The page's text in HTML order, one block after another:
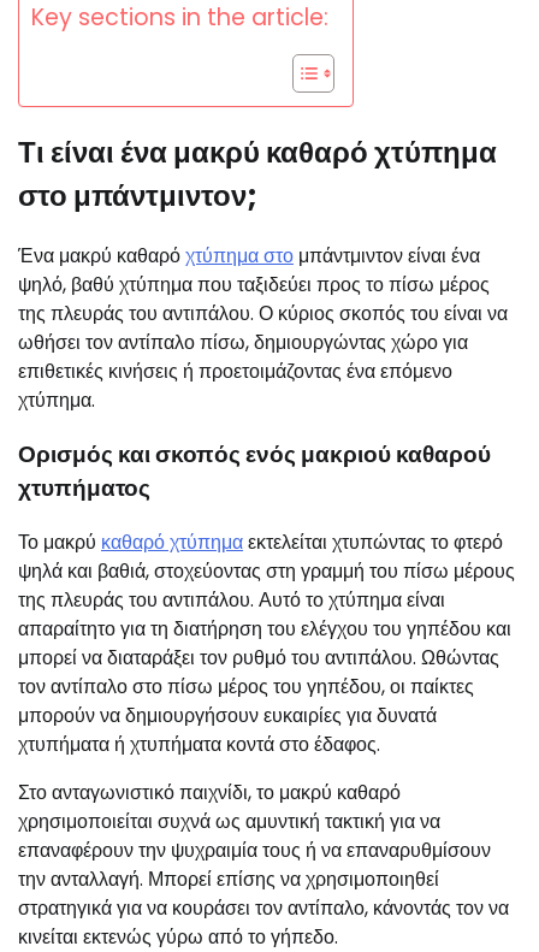
Key sections in the article:
Τι είναι ένα μακρύ καθαρό χτύπημα
στο μπάντμιντον;
Ένα μακρύ καθαρόχτύπημα στο μπάντμιντον είναι ένα
ψηλό, βαθύ χτύπημα που ταξιδεύει προς το πίσω μέρος
της πλευράς του αντιπάλου. Ο κύριος σκοπός του είναι να
ωθήσει τον αντίπαλο πίσω, δημιουργώντας χώρο για
επιθετικές κινήσεις ή προετοιμάζοντας ένα επόμενο
χτύπημα.
Ορισμός και σκοπός ενός μακριού καθαρού
χτυπήματος
Το μακρύ καθαρό χτύπημαεκτελείται χτυπώντας το φτερό
ψηλά και βαθιά, στοχεύοντας στη γραμμή του πίσω μέρους
της πλευράς του αντιπάλου. Αυτό το χτύπημα είναι
απαραίτητο για τη διατήρηση του ελέγχου του γηπέδου και
μπορεί να διαταράξει τον ρυθμό του αντιπάλου. Ωθώντας
τον αντίπαλο στο πίσω μέρος του γηπέδου, οι παίκτες
μπορούν να δημιουργήσουν ευκαιρίες για δυνατά
χτυπήματα ή χτυπήματα κοντά στο έδαφος.
Στο ανταγωνιστικό παιχνίδι, το μακρύ καθαρό
χρησιμοποιείται συχνά ως αμυντική τακτική για να
επαναφέρουν την ψυχραιμία τους ή να επαναρυθμίσουν
την ανταλλαγή. Μπορεί επίσης να χρησιμοποιηθεί
στρατηγικά για να κουράσει τον αντίπαλο, κάνοντάς τον να
κινείται εκτενώς γύρω από το γήπεδο.